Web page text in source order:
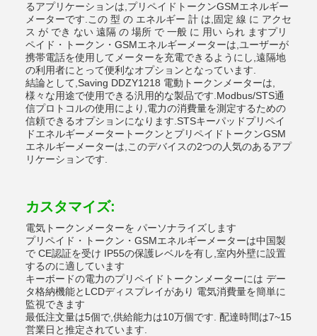
るアプリケーションは,プリペイドトークンGSMエネルギー
メーターです.この 型 の エネルギー 計 は,固定 線 に アクセ
ス が でき ない 遠隔 の 場所 で 一般 に 用い られ ますプリ
ペイド・トークン・GSMエネルギーメーターは,ユーザーが
携帯電話を使用してメーターを充電できるようにし,遠隔地
の利用者にとって便利なオプションとなっています.
結論として,Saving DDZY1218 電動トークンメーターは,
様々な用途で使用できる汎用的な製品です.Modbus/STS通
信プロトコルの使用により,電力の消費量を測定するための
信頼できるオプションになります.STSキーパッドプリペイ
ドエネルギーメータートークンとプリペイドトークンGSM
エネルギーメーターは,このデバイスの2つの人気のあるアプ
リケーションです.
カスタマイズ:
電気トークンメーターを パーソナライズします
プリペイド・トークン・GSMエネルギーメーターは中国製
で CE認証を受け IP55の保護レベルを有し,室内外壁に設置
するのに適しています
キーボードの電力のプリペイドトークンメーターには デー
タ格納機能とLCDディスプレイがあり 電気消費量を簡単に
監視できます
最低注文量は5個で,供給能力は10万個です. 配達時間は7~15
営業日と推定されています.